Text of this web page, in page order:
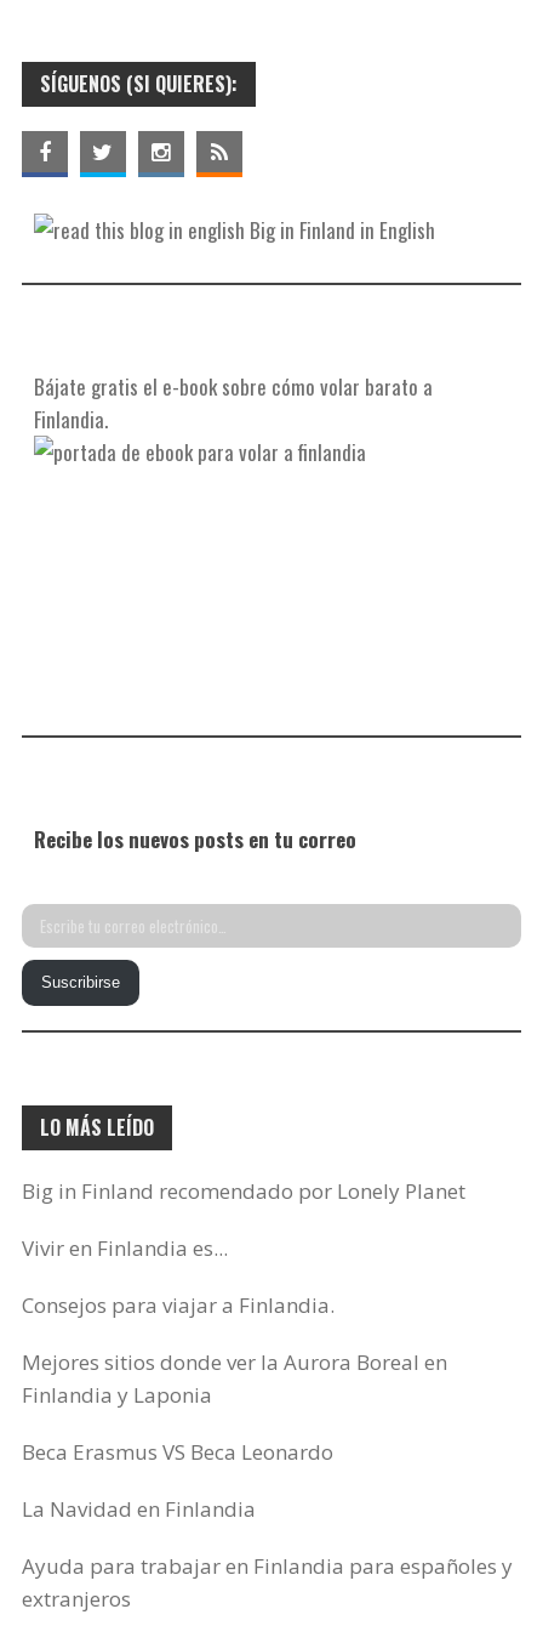
o
o
k
t
e
r
t
e
r
e
s
m
p
a
r
t
r
SÍGUENOS (SI QUIERES):
Big in Finland in English
Bájate gratis el e-book sobre cómo volar barato a
Finlandia.
Recibe los nuevos posts en tu correo
Escribe
tu
correo
electrónico…
Suscribirse
LO MÁS LEÍDO
Big in Finland recomendado por Lonely Planet
Vivir en Finlandia es...
Consejos para viajar a Finlandia.
Mejores sitios donde ver la Aurora Boreal en
Finlandia y Laponia
Beca Erasmus VS Beca Leonardo
La Navidad en Finlandia
Ayuda para trabajar en Finlandia para españoles y
extranjeros